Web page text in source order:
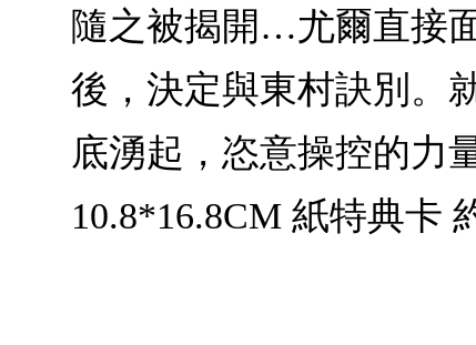
隨之被揭開…尤爾直接
後，決定與東村訣別。
底湧起，恣意操控的力
10.8*16.8CM 紙特典卡